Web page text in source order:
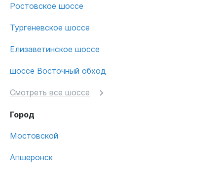
Ростовское шоссе
Тургеневское шоссе
Елизаветинское шоссе
шоссе Восточный обход
Смотреть все шоссе
Город
Мостовской
Апшеронск